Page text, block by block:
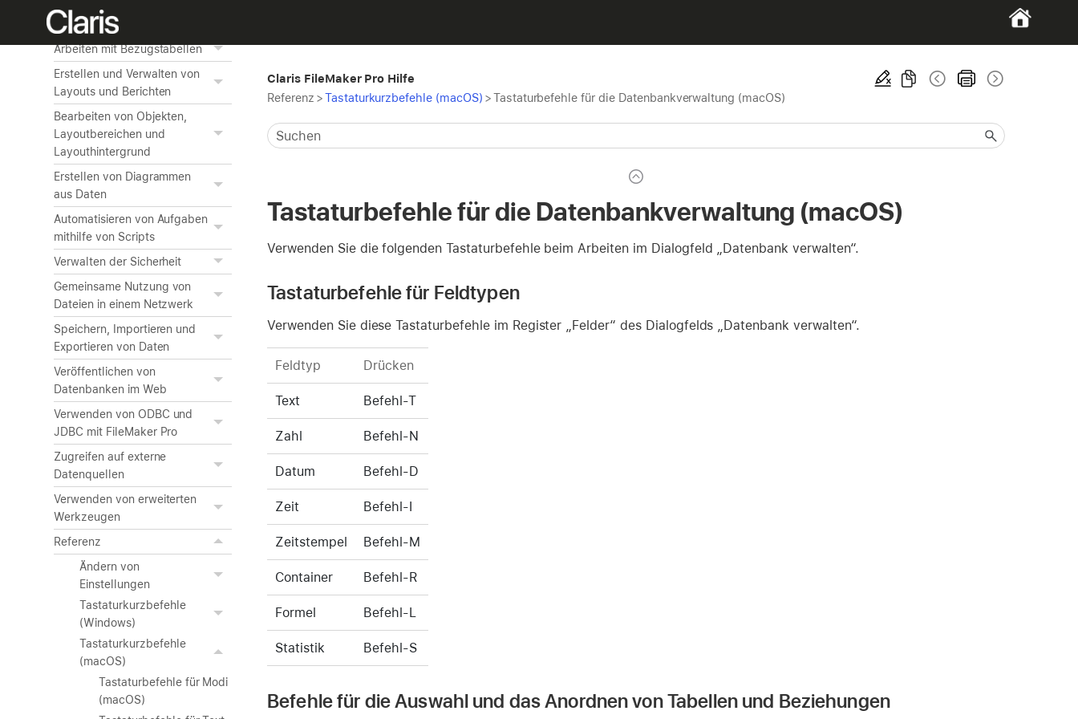
Erstellen eigener Apps
Arbeiten mit Bezugstabellen
Erstellen und Verwalten von
Layouts und Berichten
Bearbeiten von Objekten,
Layoutbereichen und
Layouthintergrund
Erstellen von Diagrammen
aus Daten
Automatisieren von Aufgaben
mithilfe von Scripts
Verwalten der Sicherheit
Gemeinsame Nutzung von
Dateien in einem Netzwerk
Speichern, Importieren und
Exportieren von Daten
Veröffentlichen von
Datenbanken im Web
Verwenden von ODBC und
JDBC mit FileMaker Pro
Zugreifen auf externe
Datenquellen
Verwenden von erweiterten
Werkzeugen
Referenz
Ändern von
Einstellungen
Tastaturkurzbefehle
(Windows)
Tastaturkurzbefehle
(macOS)
Tastaturbefehle für Modi
(macOS)
Claris FileMaker Pro Hilfe
Referenz >Tastaturkurzbefehle (macOS) >Tastaturbefehle für die Datenbankverwaltung (macOS)
Tastaturbefehle für die Datenbankverwaltung (macOS)
Verwenden Sie die folgenden Tastaturbefehle beim Arbeiten im Dialogfeld „Datenbank verwalten“.
Tastaturbefehle für Feldtypen
Verwenden Sie diese Tastaturbefehle im Register „Felder“ des Dialogfelds „Datenbank verwalten“.
Feldtyp Drücken
Text Befehl-T
Zahl Befehl-N
Datum Befehl-D
Zeit Befehl-I
Zeitstempel Befehl-M
Container Befehl-R
Formel Befehl-L
Statistik Befehl-S
Befehle für die Auswahl und das Anordnen von Tabellen und Beziehungen